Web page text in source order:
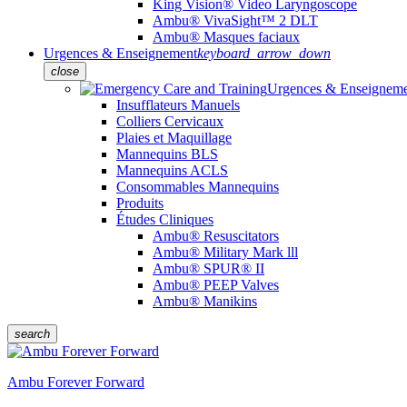
King Vision® Video Laryngoscope
Ambu® VivaSight™ 2 DLT
Ambu® Masques faciaux
Urgences & Enseignementkeyboard_arrow_down
close
Urgences &
Insufflateurs Manuels
Colliers Cervicaux
Plaies et Maquillage
Mannequins BLS
Mannequins ACLS
Consommables Mannequins
Produits
Études Cliniques
Ambu® Resuscitators
Ambu® Military Mark lll
Ambu® SPUR® II
Ambu® PEEP Valves
Ambu® Manikins
search
Ambu Forever Forward